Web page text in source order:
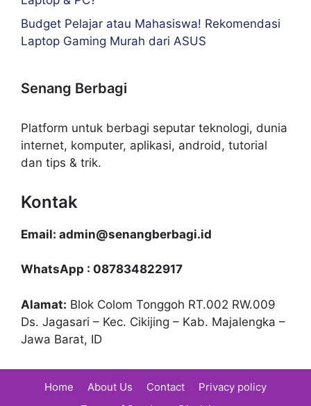
Budget Pelajar atau Mahasiswa! Rekomendasi
Laptop Gaming Murah dari ASUS
Senang Berbagi
Platform untuk berbagi seputar teknologi, dunia
internet, komputer, aplikasi, android, tutorial
dan tips & trik.
Kontak
Email: admin@senangberbagi.id
WhatsApp : 087834822917
Alamat: Blok Colom Tonggoh RT.002 RW.009
Ds. Jagasari – Kec. Cikijing – Kab. Majalengka –
Jawa Barat, ID
Home About Us Contact
Privacy policy